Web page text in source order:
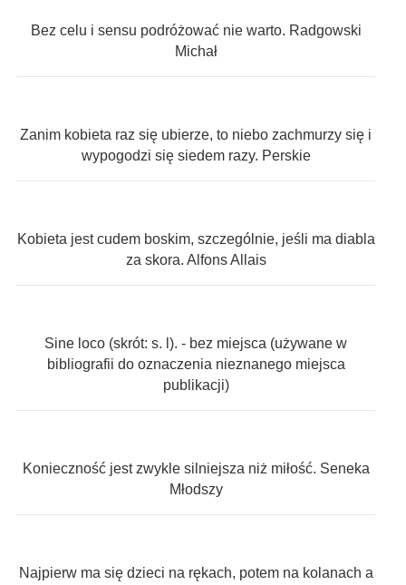
Bez celu i sensu podróżować nie warto. Radgowski
Michał
Zanim kobieta raz się ubierze, to niebo zachmurzy się i
wypogodzi się siedem razy. Perskie
Kobieta jest cudem boskim, szczególnie, jeśli ma diabla
za skora. Alfons Allais
Sine loco (skrót: s. l). - bez miejsca (używane w
bibliografii do oznaczenia nieznanego miejsca
publikacji)
Konieczność jest zwykle silniejsza niż miłość. Seneka
Młodszy
Najpierw ma się dzieci na rękach, potem na kolanach a